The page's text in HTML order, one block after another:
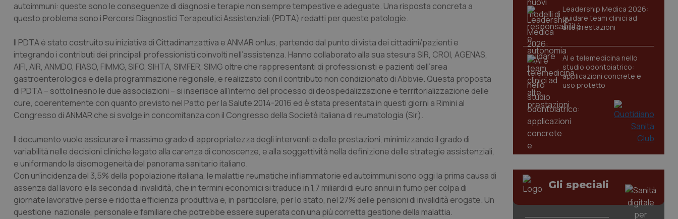
autoimmuni: queste sono le conseguenze di diagnosi e terapie non sempre tempestive e adeguate. Una risposta concreta a
questo problema sono i Percorsi Diagnostici Terapeutici Assistenziali (PDTA) redatti per queste patologie.
Il PDTA è stato costruito su iniziativa di Cittadinanzattiva e ANMAR onlus, partendo dal punto di vista dei cittadini/pazienti e
integrando i contributi dei principali professionisti coinvolti nell’assistenza. Hanno collaborato alla sua stesura SIR, CROI, AGENAS,
AIFI, AIR, ANMDO, FIASO, FIMMG, SIFO, SIHTA, SIMFER, SIMG oltre che rappresentanti di professionisti e pazienti dell’area
gastroenterologica e della programmazione regionale, e realizzato con il contributo non condizionato di Abbvie. Questa proposta
di PDTA – sottolineano le due associazioni – si inserisce all'interno del processo di deospedalizzazione e territorializzazione delle
cure, coerentemente con quanto previsto nel Patto per la Salute 2014-2016 ed è stata presentata in questi giorni a Rimini al
Congresso di ANMAR che si svolge in concomitanza con il Congresso della Società italiana di reumatologia (Sir).
Il documento vuole assicurare il massimo grado di appropriatezza degli interventi e delle prestazioni, minimizzando il grado di
variabilità nelle decisioni cliniche legato alla carenza di conoscenze, e alla soggettività nella definizione delle strategie assistenziali,
e uniformando la disomogeneità del panorama sanitario italiano.
Con un'incidenza del 3,5% della popolazione italiana, le malattie reumatiche infiammatorie ed autoimmuni sono oggi la prima causa di
assenza dal lavoro e la seconda di invalidità, che in termini economici si traduce in 1,7 miliardi di euro annui in fumo per colpa di
giornate lavorative perse e ridotta efficienza produttiva e, in particolare, per lo stato, nel 27% delle pensioni di invalidità erogate. Un
questione nazionale, personale e familiare che potrebbe essere superata con una più corretta gestione della malattia.
Leadership Medica 2026:
guidare team clinici ad
alte prestazioni
AI e telemedicina nello
studio odontoiatrico:
applicazioni concrete e
uso protetto
Gli speciali